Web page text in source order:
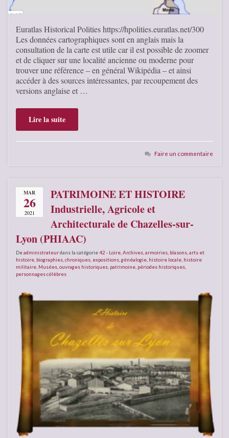
Euratlas Historical Polities https://hpolities.euratlas.net/300
Les données cartographiques sont en anglais mais la
consultation de la carte est utile car il est possible de zoomer
et de cliquer sur une localité ancienne ou moderne pour
trouver une référence – en général Wikipédia – et ainsi
accéder à des sources intéressantes, par recoupement des
versions anglaise et …
Lire la suite
Faire un commentaire
MAR
26
2021
PATRIMOINE ET HISTOIRE
Industrielle, Agricole et
Architecturale de Chazelles-sur-
Lyon (PHIAAC)
Deadministrateurdans la catégorie42 - Loire Archives armoiries, blasons arts et
histoire biographies chroniques expositions généalogie histoire locale histoire
militaire Musées ouvrages historiques patrimoine périodes historiques
personnages célèbres